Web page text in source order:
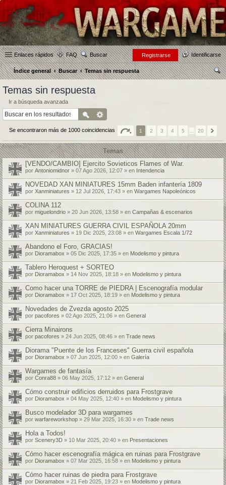
Enlaces rápidos FAQ Buscar Identificarse
Registrarse
Índice general Buscar
Temas sin respuesta
Temas sin respuesta
Ir a búsqueda avanzada
Se encontraron más de 1000 coincidencias 1 2 3 4 5 20
Temas
[VENDO/CAMBIO] Ejercito Sovieticos Flames of War.
por Antoniomidnor » 07 Ago 2026, 12:07 » en Intendencia
NOVEDAD XAN MINIATURES 15mm Baden infantería 1809
por Xanminiatures » 12 Jul 2026, 17:43 » en Wargames Napoleónicos
COLINA 112
por miguelondrio » 20 Jun 2026, 13:58 » en Campañas & escenarios
XAN MINIATURES GUERRA CIVIL ESPAÑOLA 20mm
por Xanminiatures » 19 Dic 2025, 23:08 » en Wargames Escala 1/72
Abandono el Foro, GRACIAS!
por Dioramabox » 05 Dic 2025, 17:35 » en Modelismo y pintura
Tablero Heroquest + SORTEO
por Dioramabox » 14 Nov 2025, 18:18 » en Modelismo y pintura
Como hacer una TORRE de PIEDRA | Escenografía modular
por Dioramabox » 17 Oct 2025, 18:19 » en Modelismo y pintura
Novedades de Zvezda agosto 2025
por pacofores » 02 Ago 2025, 21:06 » en General
Cierra Minairons
por pacofores » 24 Jun 2025, 08:46 » en Trade news
Diorama "Puente de los Franceses" Guerra civil española
por Dioramabox » 07 Jun 2025, 12:00 » en Galería
Wargames de fantasía
por Conra88 » 06 May 2025, 17:12 » en General
Cómo construir edificios derruidos para Frostgrave
por Dioramabox » 04 May 2025, 12:40 » en Modelismo y pintura
Busco modelador 3D para wargames
por warfareworkshop » 29 Mar 2025, 16:30 » en Trade news
Hola a Todos!
por Scenery3D » 10 Mar 2025, 20:40 » en Presentaciones
Cómo hacer escenografía mágica en ruinas para Frostgrave
por Dioramabox » 07 Mar 2025, 16:58 » en Modelismo y pintura
Cómo hacer ruinas de piedra para Frostgrave
por Dioramabox » 21 Feb 2025, 19:23 » en Modelismo y pintura